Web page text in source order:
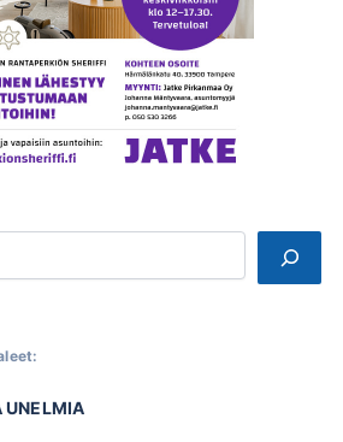
UNELMIA